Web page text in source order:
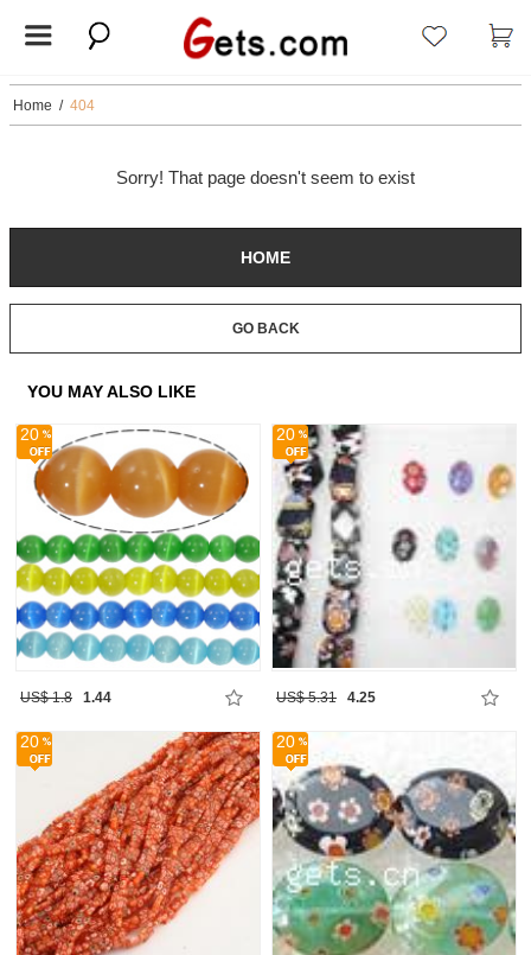
Home / 404
Sorry! That page doesn't seem to exist
HOME
GO BACK
YOU MAY ALSO LIKE
20
US$ 1.8 1.44
20
US$ 5.31 4.25
20 20